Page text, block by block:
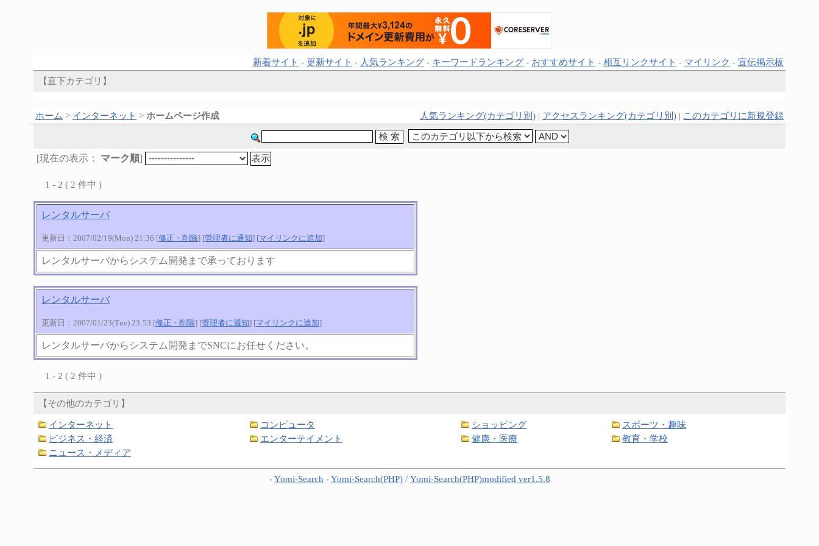
新着サイト - 更新サイト - 人気ランキング - キーワードランキング - おすすめサイト - 相互リンクサイト - マイリンク - 宣伝掲示板
【直下カテゴリ】
ホーム > インターネット > ホームページ作成 人気ランキング(カテゴリ別) | アクセスランキング(カテゴリ別) | このカテゴリに新規登録
[現在の表示： マーク順]
1 - 2 ( 2 件中 )
レンタルサーバ
更新日：2007/02/19(Mon) 21:36 [修正・削除] [管理者に通知] [マイリンクに追加]
レンタルサーバからシステム開発まで承っております
レンタルサーバ
更新日：2007/01/23(Tue) 23:53 [修正・削除] [管理者に通知] [マイリンクに追加]
レンタルサーバからシステム開発までSNCにお任せください。
1 - 2 ( 2 件中 )
【その他のカテゴリ】
インターネット コンピュータ ショッピング
スポーツ・趣味
ビジネス・経済
エンターテイメント 健康・医療
教育・学校
ニュース・メディア
-Yomi-Search -Yomi-Search(PHP)/ Yomi-Search(PHP)modified ver1.5.8